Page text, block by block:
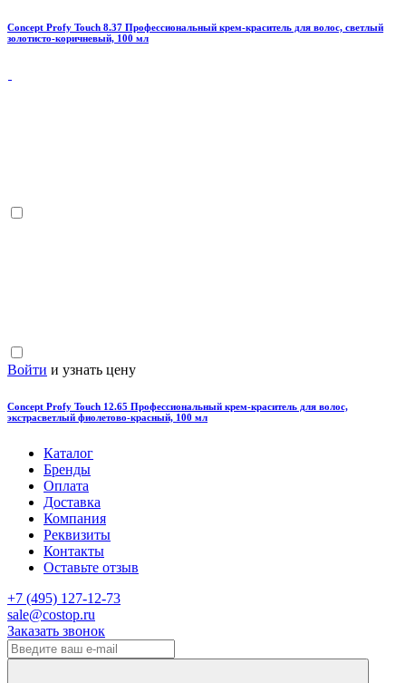
Concept Profy Touch 8.37 Профессиональный крем-краситель для волос, светлый
золотисто-коричневый, 100 мл
Войти и узнать цену
Concept Profy Touch 12.65 Профессиональный крем-краситель для волос,
экстрасветлый фиолетово-красный, 100 мл
Каталог
Бренды
Оплата
Доставка
Компания
Реквизиты
Контакты
Оставьте отзыв
‎+7 (495) 127-12-73
sale@costop.ru
Заказать звонок